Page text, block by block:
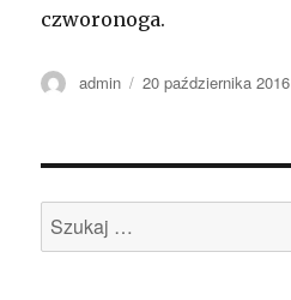
czworonoga.
Autor
admin Opublikowano
20 października 2016
Szukaj: